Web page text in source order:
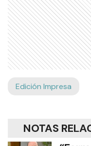
Edición Impresa
NOTAS